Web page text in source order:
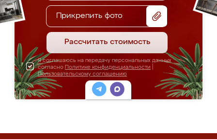
Прикрепить фото
Рассчитать стоимость
Я соглашаюсь на передачу персональных данных
согласно Политике конфиденциальности
Пользовательскому соглашению